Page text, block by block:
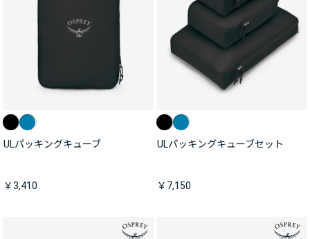
ULパッキングキューブ
￥3,410
ULパッキングキューブセット
￥7,150